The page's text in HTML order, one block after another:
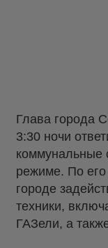
Глава города
3:30 ночи
коммунальные
режиме. По
городе
техники,
ГАЗели, а